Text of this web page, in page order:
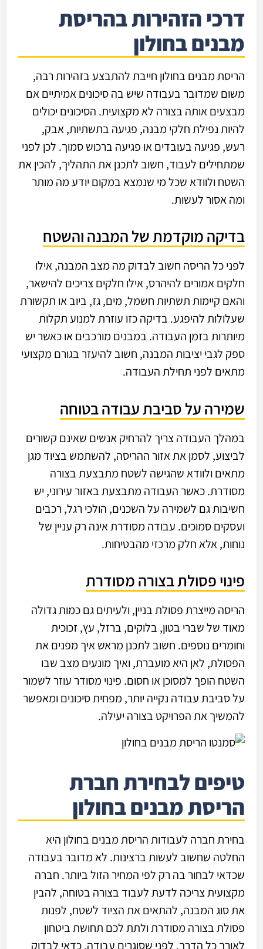
דרכי הזהירות בהריסת
מבנים בחולון
הריסת מבנים בחולון חייבת להתבצע בזהירות רבה,
משום שמדובר בעבודה שיש בה סיכונים אמיתיים אם
מבצעים אותה בצורה לא מקצועית. הסיכונים יכולים
להיות נפילת חלקי מבנה, פגיעה בתשתיות, אבק,
רעש, פגיעה בעובדים או פגיעה ברכוש סמוך. לכן לפני
שמתחילים לעבוד, חשוב לתכנן את התהליך, להכין את
השטח ולוודא שכל מי שנמצא במקום יודע מה מותר
ומה אסור לעשות.
בדיקה מוקדמת של המבנה והשטח
לפני כל הריסה חשוב לבדוק מה מצב המבנה, אילו
חלקים אמורים להיהרס, אילו חלקים צריכים להישאר,
והאם קיימות תשתיות חשמל, מים, גז, ביוב או תקשורת
שעלולות להיפגע. בדיקה כזו עוזרת למנוע תקלות
מיותרות בזמן העבודה. במבנים מורכבים או כאשר יש
ספק לגבי יציבות המבנה, חשוב להיעזר בגורם מקצועי
מתאים לפני תחילת העבודה.
שמירה על סביבת עבודה בטוחה
במהלך העבודה צריך להרחיק אנשים שאינם קשורים
לביצוע, לסמן את אזור ההריסה, להשתמש בציוד מגן
מתאים ולוודא שהגישה לשטח מתבצעת בצורה
מסודרת. כאשר העבודה מתבצעת באזור עירוני, יש
חשיבות גם לשמירה על השכנים, הולכי רגל, רכבים
ועסקים סמוכים. עבודה מסודרת אינה רק עניין של
נוחות, אלא חלק מרכזי מהבטיחות.
פינוי פסולת בצורה מסודרת
הריסה מייצרת פסולת בניין, ולעיתים גם כמות גדולה
מאוד של שברי בטון, בלוקים, ברזל, עץ, זכוכית
וחומרים נוספים. חשוב לתכנן מראש איך מפנים את
הפסולת, לאן היא מועברת, ואיך מונעים מצב שבו
השטח הופך למסוכן או חסום. פינוי מסודר עוזר לשמור
על סביבת עבודה נקייה יותר, מפחית סיכונים ומאפשר
להמשיך את הפרויקט בצורה יעילה.
טיפים לבחירת חברת
הריסת מבנים בחולון
בחירת חברה לעבודות הריסת מבנים בחולון היא
החלטה שחשוב לעשות ברצינות. לא מדובר בעבודה
שכדאי לבחור בה רק לפי המחיר הזול ביותר. חברה
מקצועית צריכה לדעת לעבוד בצורה בטוחה, להבין
את סוג המבנה, להתאים את הציוד לשטח, לפנות
פסולת בצורה מסודרת ולתת לכם תחושת ביטחון
לאורך כל הדרך. לפני שסוגרים עבודה, כדאי לבדוק